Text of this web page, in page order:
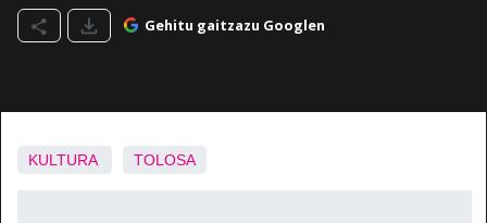
Gehitu gaitzazu Googlen
KULTURA TOLOSA